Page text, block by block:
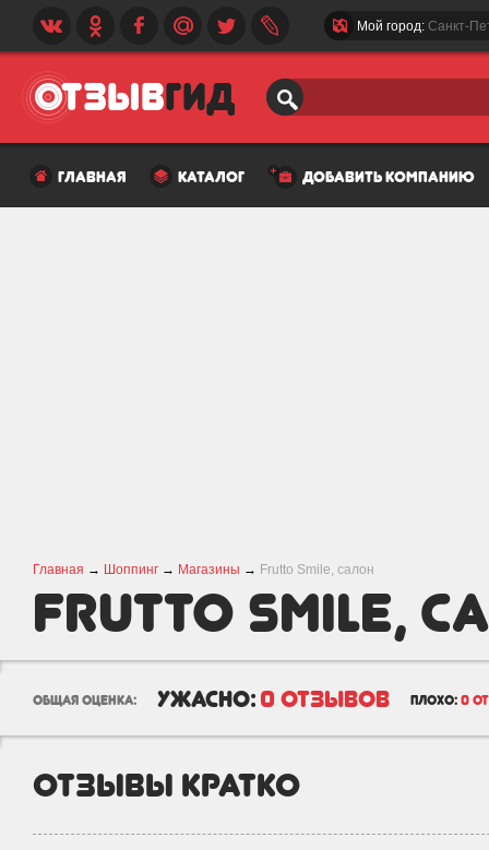
Мой город: Санкт-
главная каталог добавить компанию
Главная → Шоппинг → Магазины → Frutto Smile, салон
Frutto Smile,
общая оценка: ужасно: 0 отзывов плохо: 0
отзывы кратко